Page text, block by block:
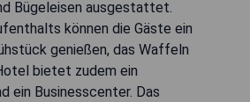
Bügeleisen ausgestattet.
können die Gäste ein
genießen, das Waffeln
bietet zudem ein
ein Businesscenter. Das